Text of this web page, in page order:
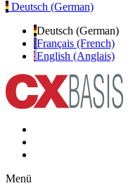
Deutsch (German)
Deutsch (German)
Français (French)
English (Anglais)
Menü